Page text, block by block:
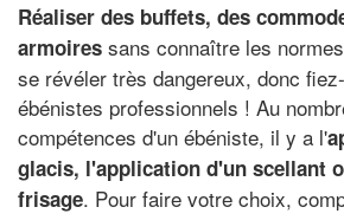
Réaliser des buffets, des
armoires sans connaître les
se révéler très dangereux, donc
ébénistes professionnels ! Au
compétences d'un ébéniste, il y a l'
glacis, l'application d'un scellant
frisage. Pour faire votre choix,